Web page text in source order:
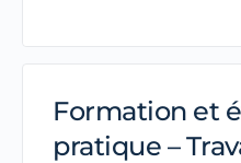
Formation et
pratique –